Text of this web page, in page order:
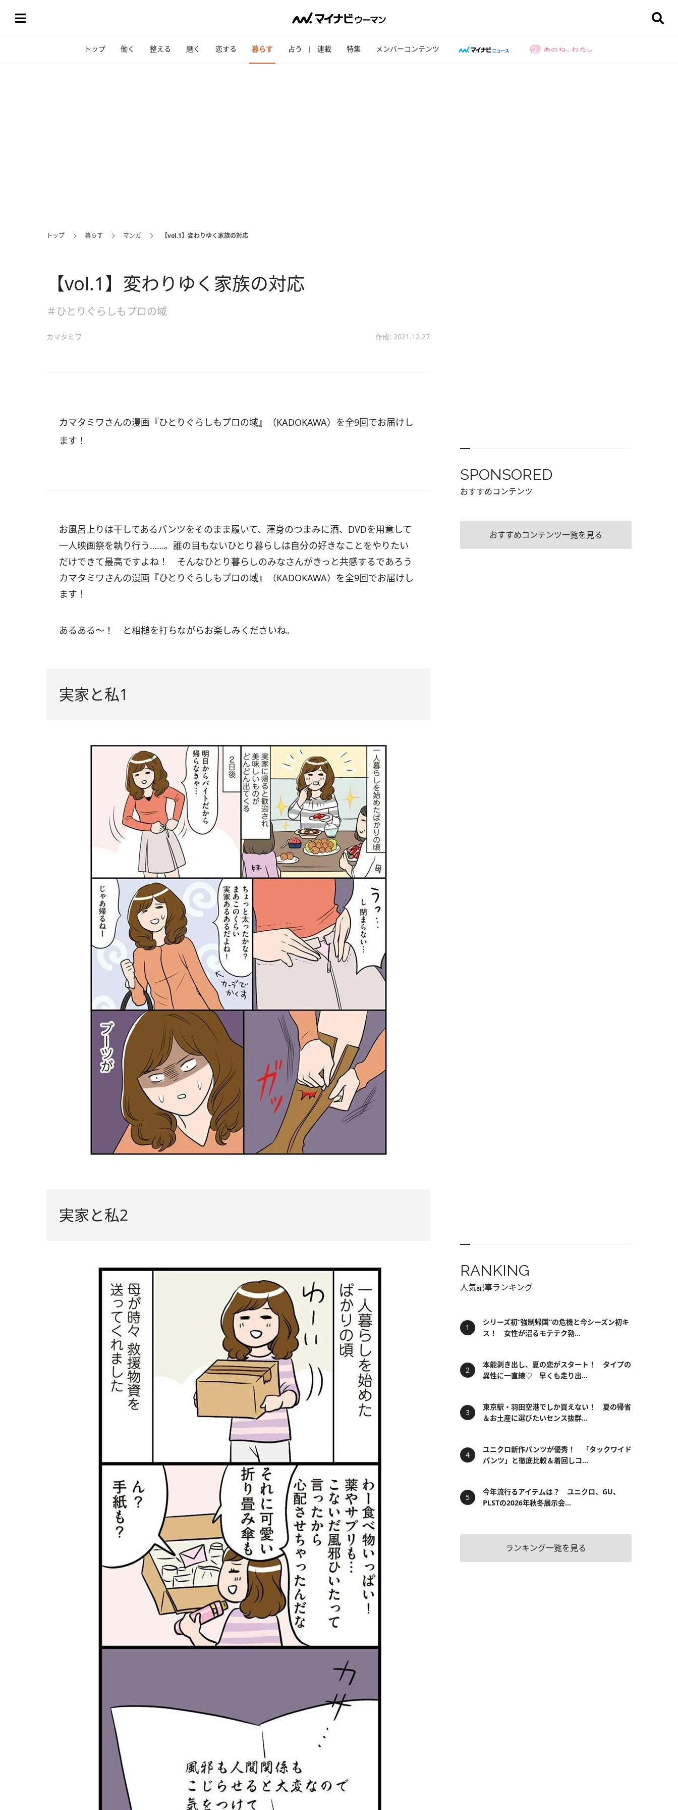
トップ 働く 整える 磨く 恋する 暮らす 占う 連載 特集 メンバーコンテンツ
トップ 暮らす マンガ 【vol.1】変わりゆく家族の対応
【vol.1】変わりゆく家族の対応
＃ひとりぐらしもプロの域
カマタミワ 作成: 2021.12.27
カマタミワさんの漫画『ひとりぐらしもプロの域』（KADOKAWA）を全9回でお届けし
ます！
お風呂上りは干してあるパンツをそのまま履いて、 渾身のつまみに酒、DVDを用意して
一人映画祭を執り行う……。誰の目もないひとり暮らしは自分の好きなことをやりたい
だけできて最高ですよね！ そんなひとり暮らしのみなさんがきっと共感するであろう
カマタミワさんの漫画『ひとりぐらしもプロの域』（KADOKAWA）を全9回でお届けし
ます！
あるある～！ と相槌を打ちながらお楽しみくださいね。
実家と私1
実家と私2
SPONSORED
おすすめコンテンツ
おすすめコンテンツ一覧を見る
RANKING
人気記事ランキング
シリーズ初“強制帰国”の危機と今シーズン初キ
ス！ 女性が沼るモテテク勃...
本能剥き出し、夏の恋がスタート！ タイプの
異性に一直線♡ 早くも走り出...
東京駅・羽田空港でしか買えない！ 夏の帰省
＆お土産に選びたいセンス抜群...
ユニクロ新作パンツが優秀！ 「タックワイド
パンツ」と徹底比較＆着回しコ...
今年流行るアイテムは？ ユニクロ、GU、
PLSTの2026年秋冬展示会...
ランキング一覧を見る